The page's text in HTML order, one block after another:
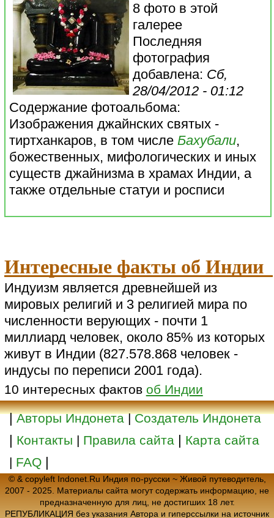
8 фото в этой
галерее
Последняя
фотография
добавлена: Сб,
28/04/2012 - 01:12
Содержание фотоальбома:
Изображения джайнских святых -
тиртханкаров, в том числеБахубали,
божественных, мифологических и иных
существ джайнизма в храмах Индии, а
также отдельные статуи и росписи
Интересные факты об Индии
Индуизм является древнейшей из
мировых религий и 3 религией мира по
численности верующих - почти 1
миллиард человек, около 85% из которых
живут в Индии (827.578.868 человек -
индусы по переписи 2001 года).
10 интересных фактов об Индии
|Авторы Индонета|Создатель Индонета
| Контакты | Правила сайта | Карта сайта
| FAQ |
© & copyleft Indonet.Ru Индия по-русски ~ Живой путеводитель,
2007 - 2025. Материалы сайта могут содержать информацию, не
предназначенную для лиц, не достигших 18 лет.
РЕПУБЛИКАЦИЯ без указания Автора и гиперссылки на источник